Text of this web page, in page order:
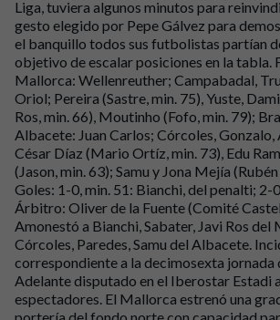
Liga, tuviera algunos minutos para
gesto elegido por Pepe Gálvez para
el banquillo todos sus futbolistas partían
objetivo de escalar posiciones en la tabla.
Mallorca: Wellenreuther; Campabadal,
Oriol; Pereira (Sastre, min. 75), Yuste,
Ros, min. 66), Moutinho (Fofo, min. 79);
Albacete: Juan Carlos; Córcoles, Gonzalo,
César Díaz (Mario Ortíz, min. 73), Edu
(Jason, min. 63); Samu y Jona Mejía
Goles: 1-0, min. 51: Bianchi, del penalti; 2-
Árbitro: Oliver de la Fuente (Comité
Amonestó a Bianchi, Sabater, Javi Ros del
Córcoles, Paredes, Samu del Albacete.
correspondiente a la decimosexta jornada
Adelante disputado en el Iberostar Estadi
espectadores. El Mallorca estrenó una